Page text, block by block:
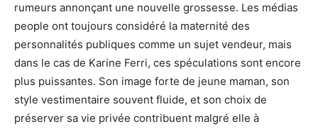
rumeurs annonçant une nouvelle grossesse. Les médias
people ont toujours considéré la maternité des
personnalités publiques comme un sujet vendeur, mais
dans le cas de Karine Ferri, ces spéculations sont encore
plus puissantes. Son image forte de jeune maman, son
style vestimentaire souvent fluide, et son choix de
préserver sa vie privée contribuent malgré elle à